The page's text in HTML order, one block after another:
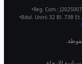
Reg. Com.:
Bdul. Unirii 32 Bl.
•